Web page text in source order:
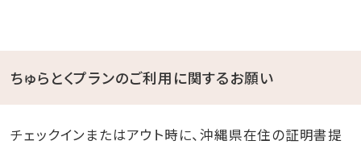
ちゅらとくプランのご利用に関するお願い
チェックインまたはアウト時に、沖縄県在住の証明書提